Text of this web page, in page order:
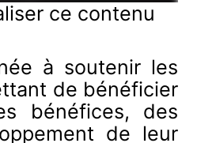
ce contenu
à soutenir les
de bénéficier
bénéfices, des
de leur